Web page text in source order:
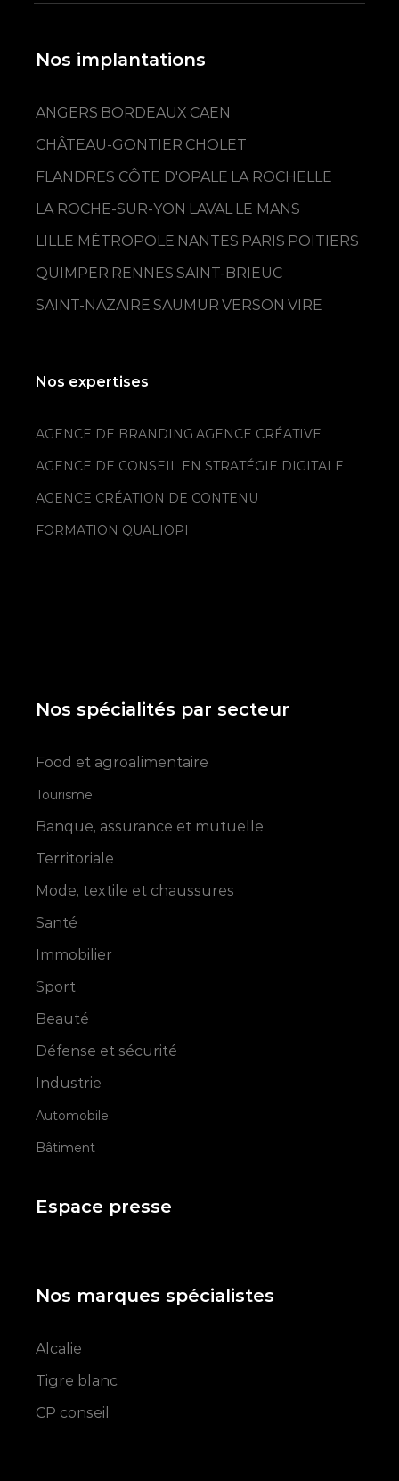
Nos spécialités par secteur
Food et agroalimentaire
Tourisme
Banque, assurance et mutuelle
Territoriale
Mode, textile et chaussures
Santé
Immobilier
Sport
Beauté
Défense et sécurité
Industrie
Automobile
Bâtiment
Nos implantations
ANGERS BORDEAUX CAEN
CHÂTEAU-GONTIER CHOLET
FLANDRES CÔTE D'OPALE LA ROCHELLE
LA ROCHE-SUR-YON LAVAL LE MANS
LILLE MÉTROPOLE NANTES PARIS POITIERS
QUIMPER RENNES SAINT-BRIEUC
SAINT-NAZAIRE SAUMUR VERSON VIRE
Nos expertises
AGENCE DE BRANDING AGENCE CRÉATIVE
AGENCE DE CONSEIL EN STRATÉGIE DIGITALE
AGENCE CRÉATION DE CONTENU
FORMATION QUALIOPI
Espace presse
Nos marques spécialistes
Alcalie
Tigre blanc
CP conseil